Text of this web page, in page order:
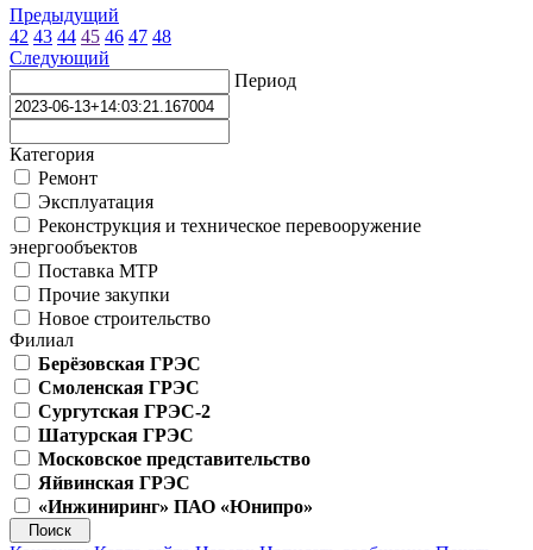
Предыдущий
42 43 44 45 46 47 48
Следующий
Период
Категория
Ремонт
Эксплуатация
Реконструкция и техническое перевооружение
энергообъектов
Поставка МТР
Прочие закупки
Новое строительство
Филиал
Берёзовская ГРЭС
Смоленская ГРЭС
Сургутская ГРЭС-2
Шатурская ГРЭС
Московское представительство
Яйвинская ГРЭС
«Инжиниринг» ПАО «Юнипро»